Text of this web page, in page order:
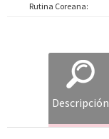
Rutina Coreana
Descripción